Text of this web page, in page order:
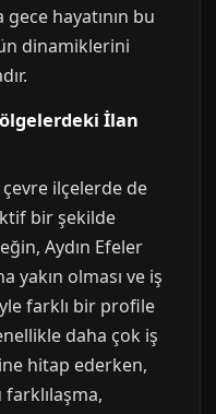
gece hayatının bu
dinamiklerini
İlan
çevre ilçelerde de
bir şekilde
Aydın Efeler
yakın olması ve iş
farklı bir profile
daha çok iş
hitap ederken,